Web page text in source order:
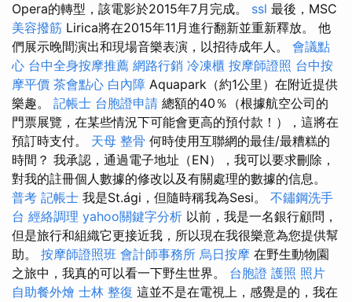
Opera的轉型，該電影於2015年7月完成。 ssl 最後，MSC
美容撥筋 Lirica將在2015年11月進行翻新並重新釋放。 他
們展示晚間演出和現場音樂表演，以招待成年人。 會議點
心 台中全身按摩推薦 網路行銷 冷凍櫃 按摩師證照 台中按
摩平價 茶會點心 白內障 Aquapark（約1公里）在附近提供
樂趣。 記帳士 台胞證申請 總額的40％（根據航空公司的
門票展覽，在某些情況下可能會更高的預付款！），這將在
預訂時支付。 天母 整骨 何時使用互聯網的最佳/最糟糕的
時間？ 我承認，通過電子地址（EN），我可以要求刪除，
對我的註冊個人數據的修改以及有關處理的數據的信息。
普考 記帳士 我是St.ági，但隨時稱我為Sesi。 不鏽鋼洗手
台 經絡調理 yahoo關鍵字分析 以前，我是一名銀行顧問，
但是旅行和組織它更接近我，所以現在我很樂意為您提供幫
助。 按摩師證照班 會計師事務所 烏日按摩 在野生動物園
之旅中，我真的可以看一下野生世界。 台胞證 護照 照片
自助餐外燴 士林 整復 這並不是在電視上，感覺是的，我在